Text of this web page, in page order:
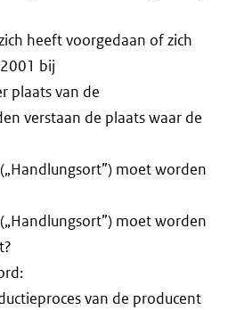
heeft voorgedaan of zich
bij
plaats van de
verstaan de plaats waar de
moet worden
moet worden
van de producent